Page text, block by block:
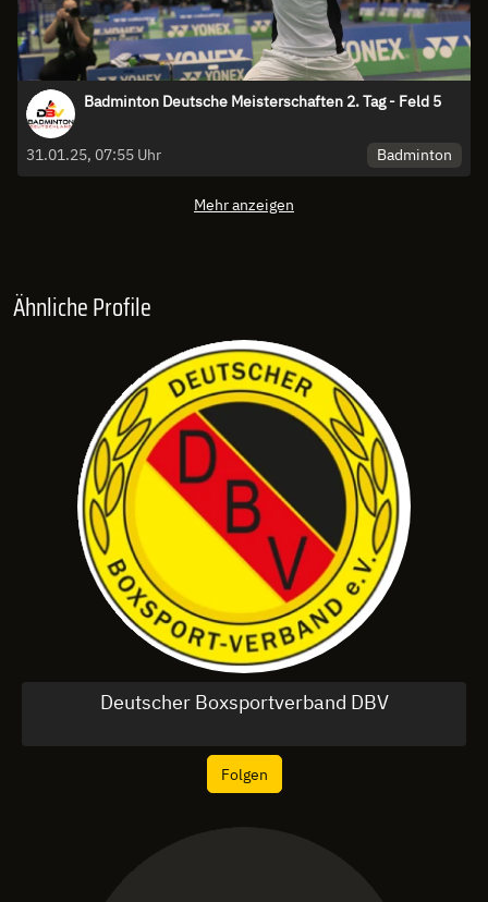
Badminton Deutsche Meisterschaften 2. Tag - Feld 5
31.01.25, 07:55 Uhr Badminton
Mehr anzeigen
Ähnliche Profile
Deutscher Boxsportverband DBV
Folgen